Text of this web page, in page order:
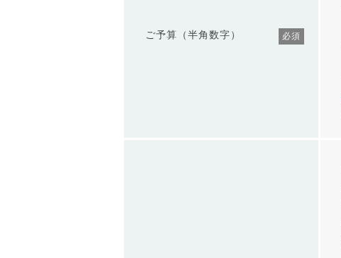
ご予算（半角数字） 必須